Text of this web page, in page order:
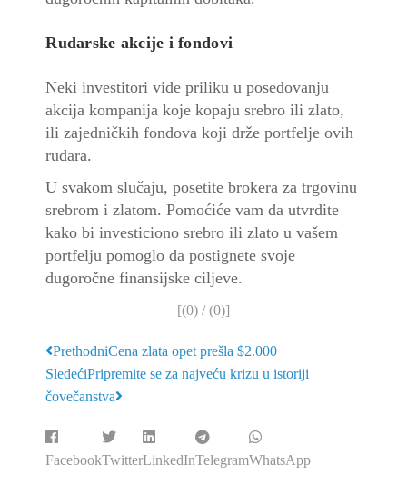
Rudarske akcije i fondovi
Neki investitori vide priliku u posedovanju
akcija kompanija koje kopaju srebro ili zlato,
ili zajedničkih fondova koji drže portfelje ovih
rudara.
U svakom slučaju, posetite brokera za trgovinu
srebrom i zlatom. Pomoćiće vam da utvrdite
kako biinvesticiono srebro ili zlato u vašem
portfelju pomoglo da postignete svoje
dugoročne finansijske ciljeve.
[(0) / (0)]
PrethodniCena zlata opet prešla $2.000
SledećiPripremite se za najveću krizu u istoriji
čovečanstva
FacebookTwitterLinkedInTelegramWhatsApp